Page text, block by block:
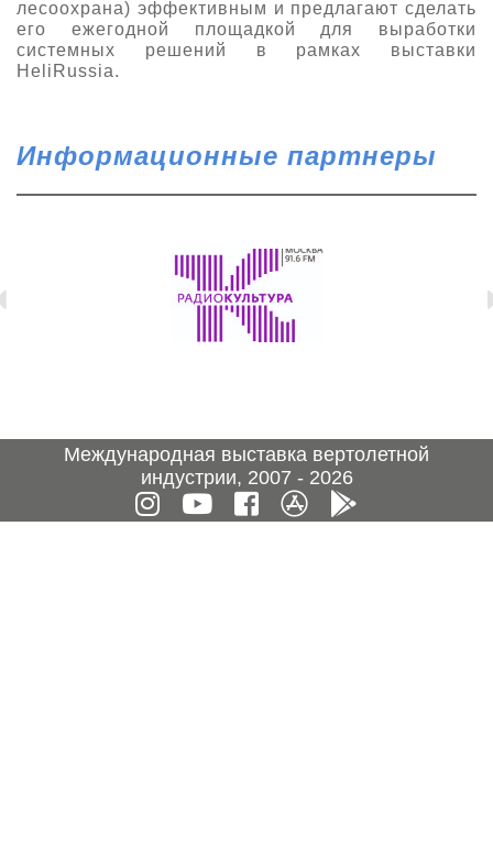
лесоохрана) эффективным и предлагают сделать
его ежегодной площадкой для выработки
системных решений в рамках выставки
HeliRussia.
Информационные партнеры
Международная выставка вертолетной
индустрии, 2007 - 2026